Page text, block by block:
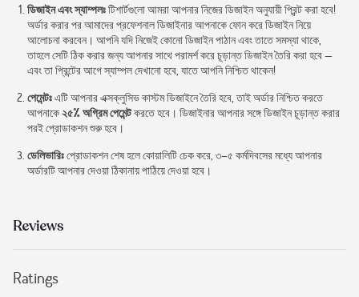
ডিজাইন এবং স্যাম্পলঃটিশার্টগুলো আমরা আপনার নিজের ডিজাইন অনুযায়ী প্রিন্ট করা হবে!
অর্ডার করার পর আমাদের প্রফেশনাল ডিজাইনার আপনাকে ফোন করে ডিজাইন নিয়ে
আলোচনা করবেন। আপনি যদি নিজেই কোনো ডিজাইন পাঠান এবং তাতে সমস্যা থাকে,
তাহলে সেটি ঠিক করার জন্য আপনার সাথে পরামর্শ করে চূড়ান্ত ডিজাইন তৈরি করা হবে —
এবং তা প্রিন্টের আগে স্যাম্পল দেখানো হবে, যাতে আপনি নিশ্চিত থাকেন!
পেমেন্টঃএটি আপনার এক্সক্লুসিভ কাস্টম ডিজাইনে তৈরি হবে, তাই অর্ডার নিশ্চিত করতে
আপনাকে২৫% অগ্রিম পেমেন্টকরতে হবে। ডিজাইনার আপনার সঙ্গে ডিজাইন চূড়ান্ত করার
পরই প্রোডাকশন শুরু হবে।
ডেলিভারিঃপ্রোডাকশন শেষ হলে কোয়ালিটি চেক করে, ৩–৫ কর্মদিবসের মধ্যে আপনার
অর্ডারটি আপনার দেওয়া ঠিকানায় পাঠিয়ে দেওয়া হবে।
Reviews
Ratings